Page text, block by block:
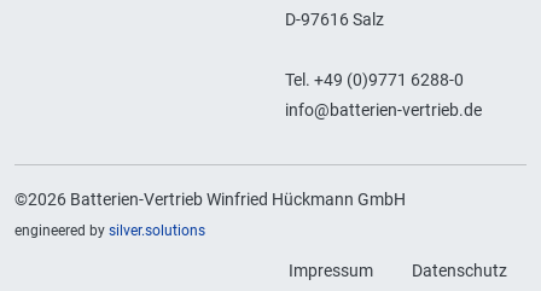
D-97616 Salz
Tel. +49 (0)9771 6288-0
info@batterien-vertrieb.de
©2026 Batterien-Vertrieb Winfried Hückmann GmbH
engineered by silver.solutions
Impressum Datenschutz